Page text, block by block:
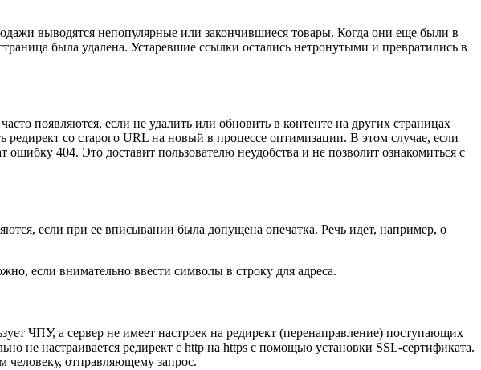
выводятся непопулярные или закончившиеся товары. Когда они еще были в
была удалена. Устаревшие ссылки остались нетронутыми и превратились в
появляются, если не удалить или обновить в контенте на других страницах
со старого URL на новый в процессе оптимизации. В этом случае, если
404. Это доставит пользователю неудобства и не позволит ознакомиться с
если при ее вписывании была допущена опечатка. Речь идет, например, о
если внимательно ввести символы в строку для адреса.
ЧПУ, а сервер не имеет настроек на редирект (перенаправление) поступающих
не настраивается редирект с http на https с помощью установки SSL-сертификата.
человеку, отправляющему запрос.